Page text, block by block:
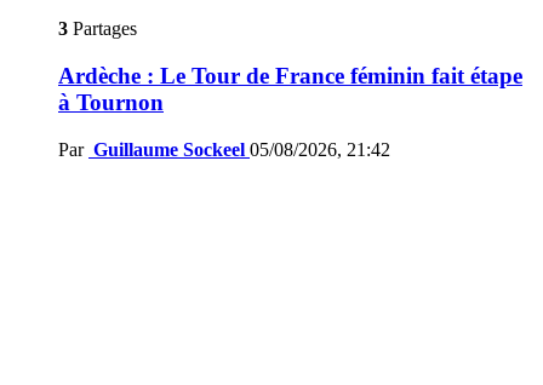
3 Partages
Ardèche : Le Tour de France féminin fait étape
à Tournon
Par Guillaume Sockeel 05/08/2026, 21:42